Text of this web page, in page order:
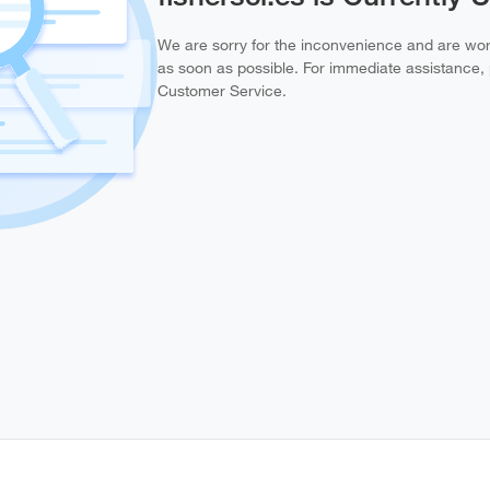
We are sorry for the inconvenience and are
as soon as possible. For immediate
Customer Service.